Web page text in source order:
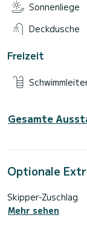
Sonnenliege
Deckdusche
Freizeit
Gesamte
Optionale
Skipper-Zuschlag
Mehr sehen